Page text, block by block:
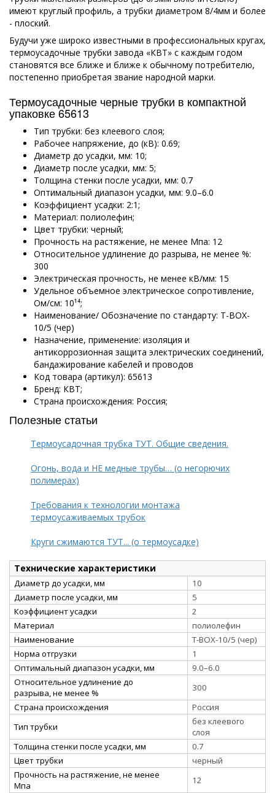
имеют круглый профиль, а трубки диаметром 8/4мм и более
- плоский.
Будучи уже широко известными в профессиональных кругах,
термоусадочные трубки завода «КВТ» с каждым годом
становятся все ближе и ближе к обычному потребителю,
постепенно приобретая звание народной марки.
Термоусадочные черные трубки в компактной
упаковке 65613
Тип трубки: без клеевого слоя;
Рабочее напряжение, до (кВ): 0.69;
Диаметр до усадки, мм: 10;
Диаметр после усадки, мм: 5;
Толщина стенки после усадки, мм: 0.7
Оптимальный диапазон усадки, мм: 9.0–6.0
Коэффициент усадки: 2:1;
Материал: полиолефин;
Цвет трубки: черный;
Прочность на растяжение, не менее Мпа: 12
Относительное удлинение до разрыва, не менее %:
300
Электрическая прочность, не менее кВ/мм: 15
Удельное объемное электрическое сопротивление,
Ом/см: 10¹⁴;
Наименование/ Обозначение по стандарту: Т-BOX-
10/5 (чер)
Назначение, применение: изоляция и
антикоррозионная защита электрических соединений,
бандажирование кабелей и проводов
Код товара (артикул): 65613
Бренд: КВТ;
Страна происхождения: Россия;
Полезные статьи
Термоусадочная трубка ТУТ. Общие сведения.
Огонь, вода и НЕ медные трубы… (о негорючих
полимерах)
Требования к технологии монтажа
термоусаживаемых трубок
Круги сжимаются ТУТ... (о термоусадке)
Технические характеристики
Диаметр до усадки, мм
10
Диаметр после усадки, мм
5
Коэффициент усадки
2
Материал
полиолефин
Наименование
Т-BOX-10/5 (чер)
Норма отгрузки
1
Оптимальный диапазон усадки, мм
9.0–6.0
Относительное удлинение до
разрыва, не менее %
300
Страна происхождения
Россия
Тип трубки
без клеевого
слоя
Толщина стенки после усадки, мм
0.7
Цвет трубки
черный
Прочность на растяжение, не менее
Мпа
12